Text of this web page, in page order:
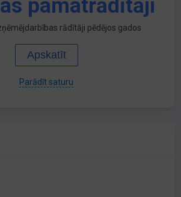
pamatrādītāji
rādītāji pēdējos gados
Apskatīt
Parādīt saturu